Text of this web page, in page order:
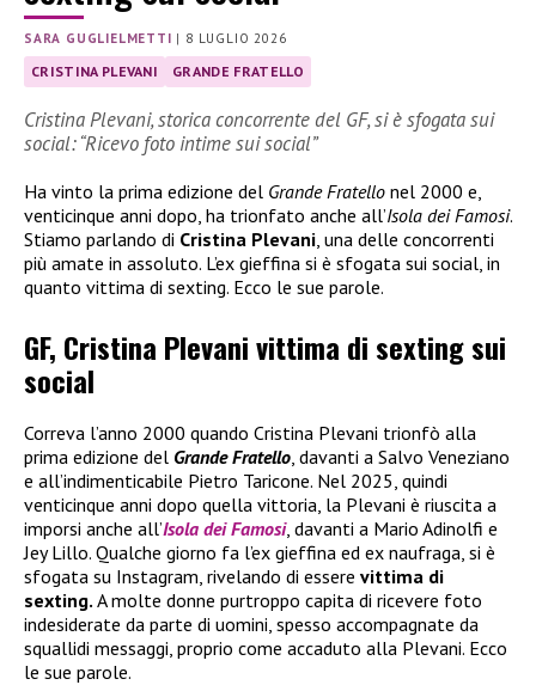
SARA GUGLIELMETTI | 8 LUGLIO 2026
CRISTINA PLEVANI GRANDE FRATELLO
Cristina Plevani, storica concorrente del GF, si è sfogata sui
social: “Ricevo foto intime sui social”
Ha vinto la prima edizione del Grande Fratello nel 2000 e,
venticinque anni dopo, ha trionfato anche all’Isola dei Famosi.
Stiamo parlando di Cristina Plevani , una delle concorrenti
più amate in assoluto. L’ex gieffina si è sfogata sui social, in
quanto vittima di sexting. Ecco le sue parole.
GF, Cristina Plevani vittima di sexting sui
social
Correva l’anno 2000 quando Cristina Plevani trionfò alla
prima edizione del Grande Fratello , davanti a Salvo Veneziano
e all’indimenticabile Pietro Taricone. Nel 2025, quindi
venticinque anni dopo quella vittoria, la Plevani è riuscita a
imporsi anche all’Isola dei Famosi, davanti a Mario Adinolfi e
Jey Lillo. Qualche giorno fa l’ex gieffina ed ex naufraga, si è
sfogata su Instagram, rivelando di essere vittima di
sexting. A molte donne purtroppo capita di ricevere foto
indesiderate da parte di uomini, spesso accompagnate da
squallidi messaggi, proprio come accaduto alla Plevani. Ecco
le sue parole.